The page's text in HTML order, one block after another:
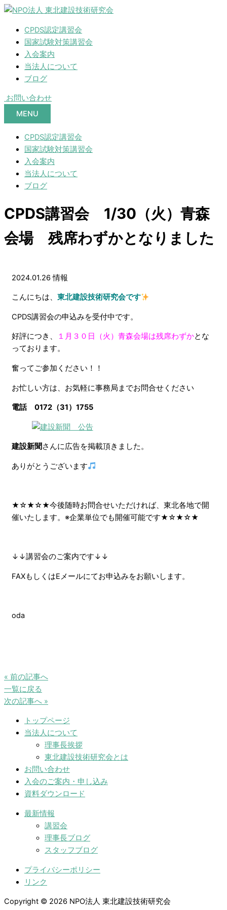
CPDS認定講習会
国家試験対策講習会
入会案内
当法人について
ブログ
お問い合わせ
MENU
CPDS認定講習会
国家試験対策講習会
入会案内
当法人について
ブログ
CPDS講習会 1/30（火）青森
会場 残席わずかとなりました
2024.01.26 情報
こんにちは、 東北建設技術研究会です
CPDS講習会の申込みを受付中です。
好評につき、 １月３０日（火）青森会場は残席わずかとな
っております。
奮ってご参加ください！！
お忙しい方は、お気軽に事務局までお問合せください
電話 0172（31）1755
建設新聞さんに広告を掲載頂きました。
ありがとうございます
★☆★☆★今後随時お問合せいただければ、東北各地で開
催いたします。※企業単位でも開催可能です★☆★☆★
↓↓講習会のご案内です↓↓
FAXもしくはEメールにてお申込みをお願いします。
oda
« 前の記事へ
一覧に戻る
次の記事へ »
トップページ
当法人について
理事長挨拶
東北建設技術研究会とは
お問い合わせ
入会のご案内・申し込み
資料ダウンロード
最新情報
講習会
理事長ブログ
スタッフブログ
プライバシーポリシー
リンク
Copyright © 2026 NPO法人 東北建設技術研究会